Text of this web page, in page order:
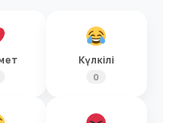
Күлкілі
0